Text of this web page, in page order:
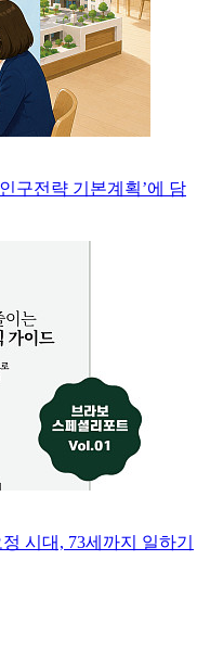
구전략 기본계획’에 담
시대, 73세까지 일하기